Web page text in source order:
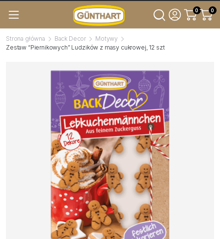
0 0
Strona główna Back Decor
Motywy
Zestaw “Piernikowych” Ludzików z masy cukrowej, 12 szt